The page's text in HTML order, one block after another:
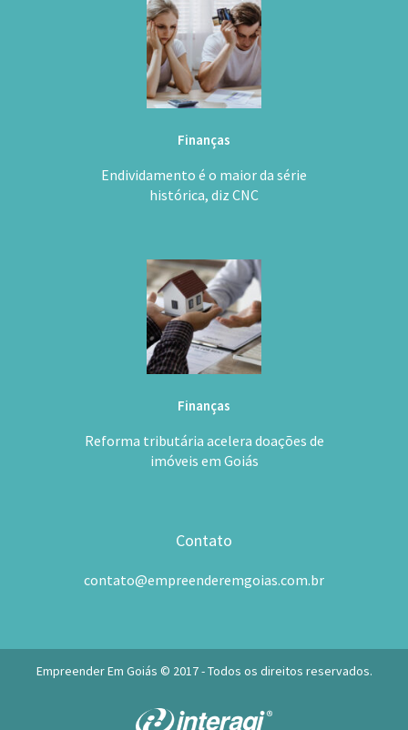
Finanças
Endividamento é o maior da série
histórica, diz CNC
Finanças
Reforma tributária acelera doações de
imóveis em Goiás
Contato
contato@empreenderemgoias.com.br
Empreender Em Goiás © 2017 - Todos os direitos reservados.